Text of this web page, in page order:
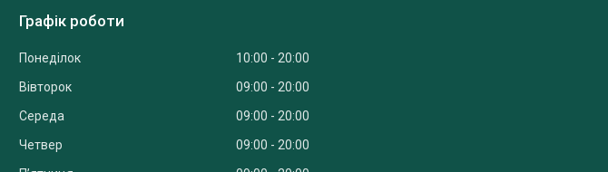
Графік роботи
Понеділок 10:00
20:00
Вівторок
09:00
20:00
Середа
09:00
20:00
Четвер
09:00
20:00